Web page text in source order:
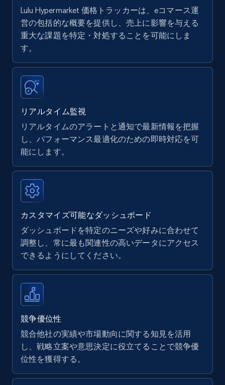
Amazon products - find products by using
upc numbers
Title, Seller name, Brand, Description, Initial
price, Currency, Availability, Reviews count, and
35.3K+
Amazon Reviews
URL, Product name, Product rating, Product
Author name, Asin, and more.
7.4K+ 872+ 今すぐ始める
Specifications, Image urls, Top reviews, and
more.
5.6K+ 877+ 今すぐ始める
Walmart - products - Find new products by
Lulu Hypermarket 価格トラッカーは、eコマース運
営の包括的な概要を提供し、売上に影響を与える
重大な課題を特定・対処することを可能にしま
す。
リアルタイム監視
リアルタイムのアラートと通知で最新情報を把握
し、パフォーマンス最適化のための即時対応を可
能にします。
カスタマイズ可能なダッシュボード
ダッシュボードを特定のニーズや好みに合わせて
調整し、常に最も関連性の高いデータにアクセス
できるようにしてください。
競争優位性
競合他社の実績や市場動向に関する知見を活用
し、戦略立案や意思決定に役立てることで競争優
位性を獲得する。